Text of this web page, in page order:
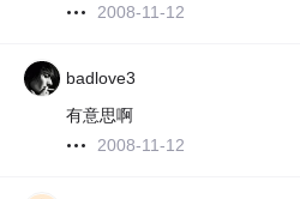
2008-11-12
badlove3
有意思啊
2008-11-12